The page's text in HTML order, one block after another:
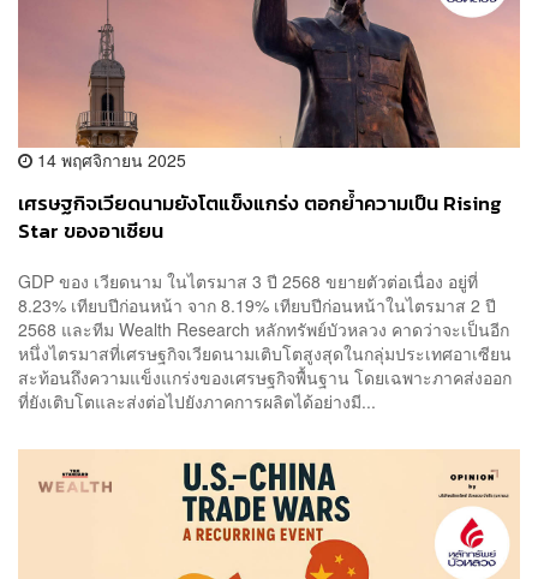
14 พฤศจิกายน 2025
เศรษฐกิจเวียดนามยังโตแข็งแกร่ง ตอกย้ำความเป็น Rising
Star ของอาเซียน
GDP ของ เวียดนาม ในไตรมาส 3 ปี 2568 ขยายตัวต่อเนื่อง อยู่ที่
8.23% เทียบปีก่อนหน้า จาก 8.19% เทียบปีก่อนหน้าในไตรมาส 2 ปี
2568 และทีม Wealth Research หลักทรัพย์บัวหลวง คาดว่าจะเป็นอีก
หนึ่งไตรมาสที่เศรษฐกิจเวียดนามเติบโตสูงสุดในกลุ่มประเทศอาเซียน
สะท้อนถึงความแข็งแกร่งของเศรษฐกิจพื้นฐาน โดยเฉพาะภาคส่งออก
ที่ยังเติบโตและส่งต่อไปยังภาคการผลิตได้อย่างมี...